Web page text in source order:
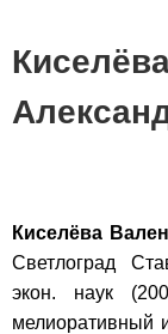
Киселёва
Светлоград
экон. наук
мелиоративный